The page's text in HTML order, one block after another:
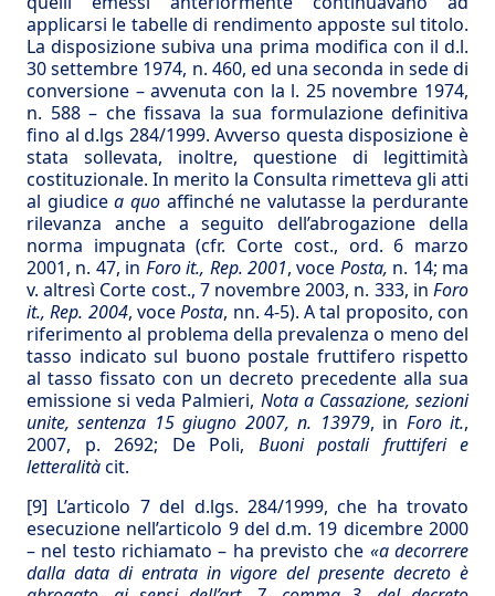
applicarsi le tabelle di rendimento apposte sul titolo.
La disposizione subiva una prima modifica con il d.l.
30 settembre 1974, n. 460, ed una seconda in sede di
conversione – avvenuta con la l. 25 novembre 1974,
n. 588 – che fissava la sua formulazione definitiva
fino al d.lgs 284/1999. Avverso questa disposizione è
stata sollevata, inoltre, questione di legittimità
costituzionale. In merito la Consulta rimetteva gli atti
al giudicea quoaffinché ne valutasse la perdurante
rilevanza anche a seguito dell’abrogazione della
norma impugnata (cfr. Corte cost., ord. 6 marzo
2001, n. 47, in Foro it., Rep. 2001, voce Posta, n. 14; ma
v. altresì Corte cost., 7 novembre 2003, n. 333, in Foro
it., Rep. 2004, vocePosta, nn. 4-5). A tal proposito, con
riferimento al problema della prevalenza o meno del
tasso indicato sul buono postale fruttifero rispetto
al tasso fissato con un decreto precedente alla sua
emissione si veda Palmieri, Nota a Cassazione, sezioni
unite, sentenza 15 giugno 2007, n. 13979, in Foro it.,
2007, p. 2692; De Poli, Buoni postali fruttiferi e
letteralitàcit.
[9] L’articolo 7 del d.lgs. 284/1999, che ha trovato
esecuzione nell’articolo 9 del d.m. 19 dicembre 2000
– nel testo richiamato – ha previsto che «a decorrere
dalla data di entrata in vigore del presente decreto è